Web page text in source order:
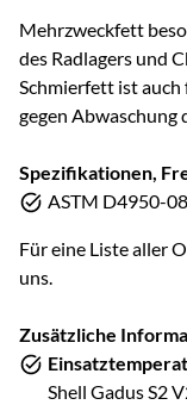
Mehrzweckfett
des Radlagers und
Schmierfett ist auch
gegen Abwaschung
Spezifikationen,
ASTM D4950-
Für eine Liste aller
uns.
Zusätzliche
Shell Gadus S2